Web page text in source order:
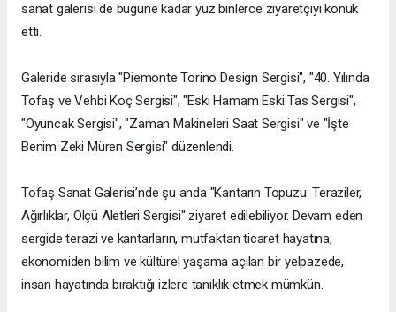
sanat galerisi de bugüne kadar yüz binlerce ziyaretçiyi konuk
etti.
Galeride sırasıyla "Piemonte Torino Design Sergisi", "40. Yılında
Tofaş ve Vehbi Koç Sergisi", "Eski Hamam Eski Tas Sergisi",
"Oyuncak Sergisi", "Zaman Makineleri Saat Sergisi" ve "İşte
Benim Zeki Müren Sergisi" düzenlendi.
Tofaş Sanat Galerisi’nde şu anda "Kantarın Topuzu: Teraziler,
Ağırlıklar, Ölçü Aletleri Sergisi" ziyaret edilebiliyor. Devam eden
sergide terazi ve kantarların, mutfaktan ticaret hayatına,
ekonomiden bilim ve kültürel yaşama açılan bir yelpazede,
insan hayatında bıraktığı izlere tanıklık etmek mümkün.